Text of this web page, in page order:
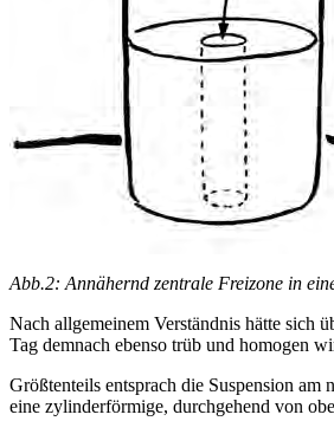
Abb.2: Annähernd zentrale Freizone in
Nach allgemeinem Verständnis hätte sich
Tag demnach ebenso trüb und homogen
Größtenteils entsprach die Suspension
eine zylinderförmige, durchgehend von